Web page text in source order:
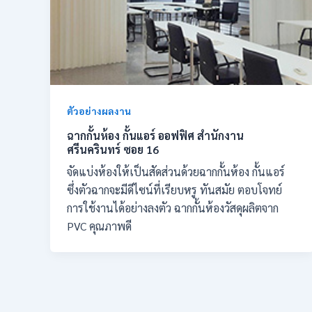
ตัวอย่างผลงาน
ฉากกั้นห้อง กั้นแอร์ ออฟฟิศ สำนักงาน
ศรีนครินทร์ ซอย 16
จัดแบ่งห้องให้เป็นสัดส่วนด้วยฉากกั้นห้อง กั้นแอร์
ซึ่งตัวฉากจะมีดีไซน์ที่เรียบหรู ทันสมัย ตอบโจทย์
การใช้งานได้อย่างลงตัว ฉากกั้นห้องวัสดุผลิตจาก
PVC คุณภาพดี